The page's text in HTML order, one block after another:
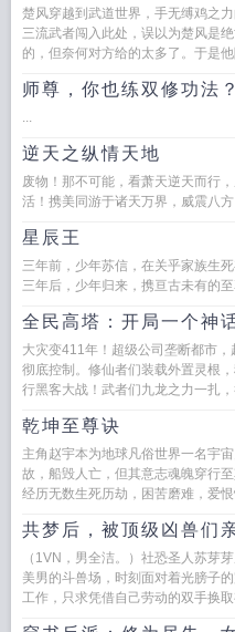
楚风穿越到武道世界，手无缚鸡之
三流武者闯入此处，误以为楚风是
的，但奈何对方给的太多了。于是
师尊，你也练双修功法？
...
逆天之纵情天地
废物！那不可能，看萧天逆天而行
活！携美同游于诸天万界，威震八
星辰王
三年前，少年苏信，在关乎家族生
三年后，少年归来，携亘古未有的
全民高塔：开局一个神
大灾变411年！超级公司垄断都市
彻底控制。修仙者们装载外置灵根
行黑客大战！武者们九龙之力一扎
乾坤至尊诀
主角赵宇本为地球凡俗世界一名宇
故，船毁人亡，但其意志魂魄穿行
经历无数生死历劫，困苦磨难，爱
共梦后，被顶级凶兽们
（1VN，男全洁。）社恐圣人苏芽
美男的斗兽场，时刻面对着光膀子
工作，只求凭借自己劳动的双手换